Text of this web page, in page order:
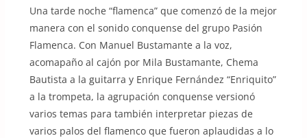
Una tarde noche “flamenca” que comenzó de la mejor
manera con el sonido conquense del grupo Pasión
Flamenca. Con Manuel Bustamante a la voz,
acomapaño al cajón por Mila Bustamante, Chema
Bautista a la guitarra y Enrique Fernández “Enriquito”
a la trompeta, la agrupación conquense versionó
varios temas para también interpretar piezas de
varios palos del flamenco que fueron aplaudidas a lo